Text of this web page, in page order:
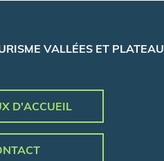
VALLÉES ET PLATEAU
D'ACCUEIL